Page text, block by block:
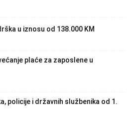
u iznosu od 138.000 KM
plaće za zaposlene u
policije i državnih službenika od 1.